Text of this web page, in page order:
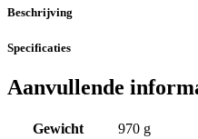
Beschrijving
Specificaties
Aanvullende
Gewicht
970 g